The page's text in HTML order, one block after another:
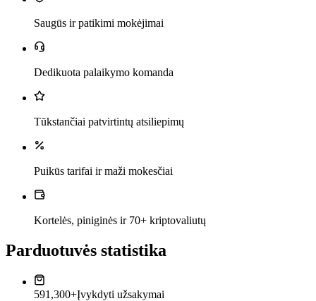
Saugūs ir patikimi mokėjimai
Dedikuota palaikymo komanda
Tūkstančiai patvirtintų atsiliepimų
Puikūs tarifai ir maži mokesčiai
Kortelės, piniginės ir 70+ kriptovaliutų
Parduotuvės statistika
591,300+Įvykdyti užsakymai